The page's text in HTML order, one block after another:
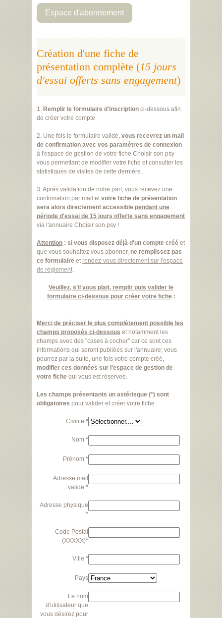
Espace d'abonnement
Création d'une fiche de
présentation complète (15 jours
d'essai offerts sans engagement)
1. Remplir le formulaire d'inscription ci-dessous afin
de créer votre compte
2. Une fois le formulaire validé, vous recevrez un mail
de confirmation avec vos paramètres de connexion
à l'espace de gestion de votre fiche Choisir son psy
vous permettant de modifier votre fiche et consulter les
statistiques de visites de cette dernière.
3. Aprés validation de notre part, vous recevez une
confirmation par mail etvotre fiche de présentation
sera alors directement accessible pendant une
période d'essai de 15 jours offerte sans engagement
via l'annuaire Choisir son psy !
Attention : si vous disposez déjà d'un compte créé et
que vous souhaitez vous abonner, ne remplissez pas
ce formulaire etrendez-vous directement sur l'espace
de règlement.
Veuillez, s'il vous plait, remplir puis valider le
formulaire ci-dessous pour créer votre fiche:
Merci de préciser le plus complètement possible les
champs proposés ci-dessous et notamment les
champs avec des "cases à cocher" car ce sont ces
informations qui seront publiées sur l'annuaire; vous
pourrez par la suite, une fois votre compte créé,
modifier ces données sur l'espace de gestion de
votre fiche qui vous est réserveé.
Les champs présentants un astérisque (*) sont
obligatoires pour valider et créer votre fiche.
Civilite *
Nom *
Prénom *
Adresse mail
valide *
Adresse physique
*
Code Postal
(XXXXX)*
Ville *
Pays
Le nom
d'utilisateur que
vous désirez pour